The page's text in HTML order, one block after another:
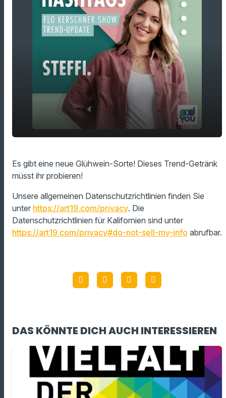
play_arrow
00:00
Es gibt eine neue Glühwein-Sorte! Dieses Trend-Getränk
müsst ihr probieren!
Unsere allgemeinen Datenschutzrichtlinien finden Sie
unter https://art19.com/privacy. Die
Datenschutzrichtlinien für Kalifornien sind unter
https://art19.com/privacy#do-not-sell-my-info abrufbar.
DAS KÖNNTE DICH AUCH INTERESSIEREN